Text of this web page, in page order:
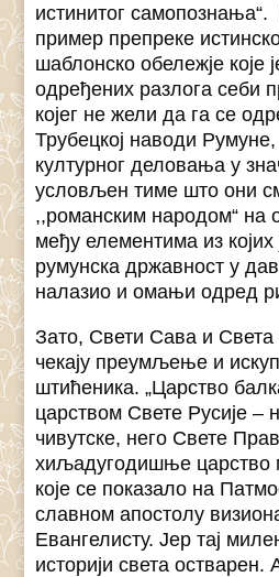
истинитог
пример препреке
шаблонско обележје које
одређених разлога себи
којег не жели да га се
Трубецкој наводи Румуне,
културног деловања у
условљен тиме што они
,,романским народом“ на
међу елементима из којих
румунска државност у
налазио и омањи одред
Зато, Свети Сава и
чекају преумљење и
штићеника. „Царство
царством Свете Русије –
чивутске, него Свете
хиљадугодишње царство
које се показало на
славном апостолу
Евангелисту. Јер тај
историји света остварен.